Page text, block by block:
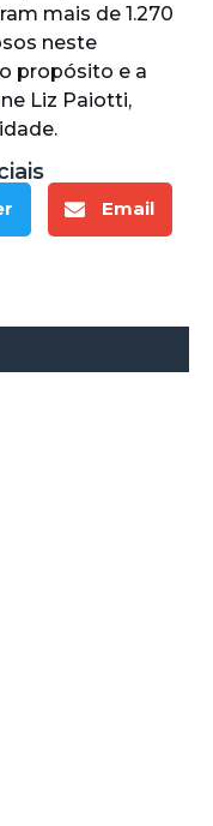
mais de 1.270
neste
propósito e a
Liz Paiotti,
Email